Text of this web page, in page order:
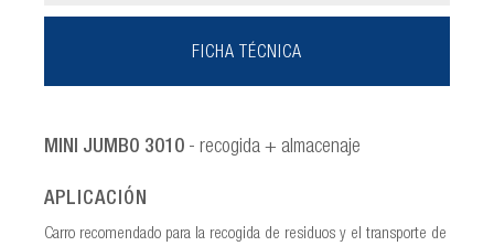
FICHA TÉCNICA
MINI JUMBO 3010- recogida + almacenaje
APLICACIÓN
Carro recomendado para la recogida de residuos y el transporte de